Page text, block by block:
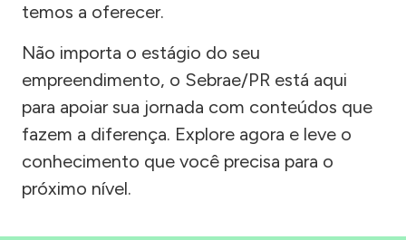
temos a oferecer.
Não importa o estágio do seu
empreendimento, o Sebrae/PR está aqui
para apoiar sua jornada com conteúdos que
fazem a diferença. Explore agora e leve o
conhecimento que você precisa para o
próximo nível.